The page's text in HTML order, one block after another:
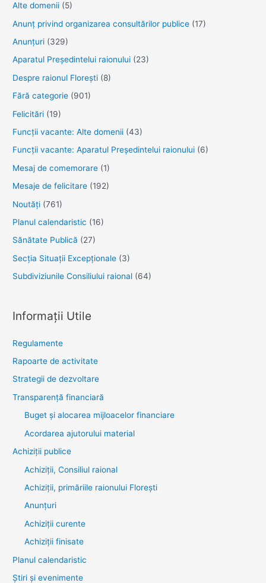
Alte domenii (5)
Anunţ privind organizarea consultărilor publice (17)
Anunţuri (329)
Aparatul Preşedintelui raionului (23)
Despre raionul Floreşti (8)
Fără categorie (901)
Felicitări (19)
Funcţii vacante: Alte domenii (43)
Funcții vacante: Aparatul Președintelui raionului (6)
Mesaj de comemorare (1)
Mesaje de felicitare (192)
Noutăţi (761)
Planul calendaristic (16)
Sănătate Publică (27)
Secția Situații Excepționale (3)
Subdiviziunile Consiliului raional (64)
Informații Utile
Regulamente
Rapoarte de activitate
Strategii de dezvoltare
Transparenţă financiară
Buget și alocarea mijloacelor financiare
Acordarea ajutorului material
Achiziţii publice
Achiziții, Consiliul raional
Achiziții, primăriile raionului Florești
Anunțuri
Achiziții curente
Achiziții finisate
Planul calendaristic
Știri şi evenimente